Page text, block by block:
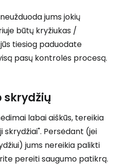
jums jokių
būtų kryžiukas /
tiesiog paduodate
pasų kontrolės procesą.
skrydžių
labai aiškūs, tereikia
skrydžiai". Persėdant (jei
jums nereikia palikti
pereiti saugumo patikrą.